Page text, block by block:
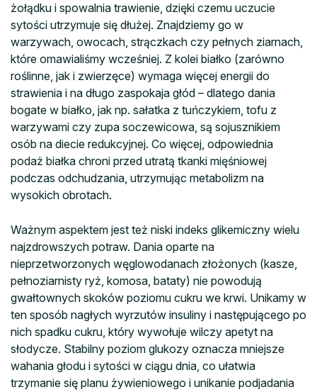
żołądku i spowalnia trawienie, dzięki czemu uczucie
sytości utrzymuje się dłużej. Znajdziemy go w
warzywach, owocach, strączkach czy pełnych ziarnach,
które omawialiśmy wcześniej. Z kolei białko (zarówno
roślinne, jak i zwierzęce) wymaga więcej energii do
strawienia i na długo zaspokaja głód – dlatego dania
bogate w białko, jak np. sałatka z tuńczykiem, tofu z
warzywami czy zupa soczewicowa, są sojusznikiem
osób na diecie redukcyjnej. Co więcej, odpowiednia
podaż białka chroni przed utratą tkanki mięśniowej
podczas odchudzania, utrzymując metabolizm na
wysokich obrotach.
Ważnym aspektem jest też niski indeks glikemiczny wielu
najzdrowszych potraw. Dania oparte na
nieprzetworzonych węglowodanach złożonych (kasze,
pełnoziarnisty ryż, komosa, bataty) nie powodują
gwałtownych skoków poziomu cukru we krwi. Unikamy w
ten sposób nagłych wyrzutów insuliny i następującego po
nich spadku cukru, który wywołuje wilczy apetyt na
słodycze. Stabilny poziom glukozy oznacza mniejsze
wahania głodu i sytości w ciągu dnia, co ułatwia
trzymanie się planu żywieniowego i unikanie podjadania